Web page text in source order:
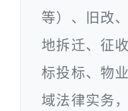
等）、旧改
地拆迁、征
标投标、物
域法律实务